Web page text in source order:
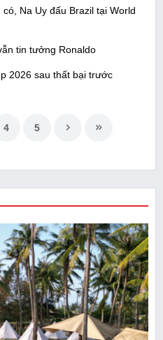
Na Uy đấu Brazil tại World
tin tưởng Ronaldo
2026 sau thất bại trước
4 5